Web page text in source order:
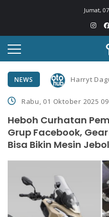
Jumat,
NEWS Harryt
Rabu, 01 Oktober 2025
Heboh Curhatan
Grup Facebook,
Bisa Bikin Mesin